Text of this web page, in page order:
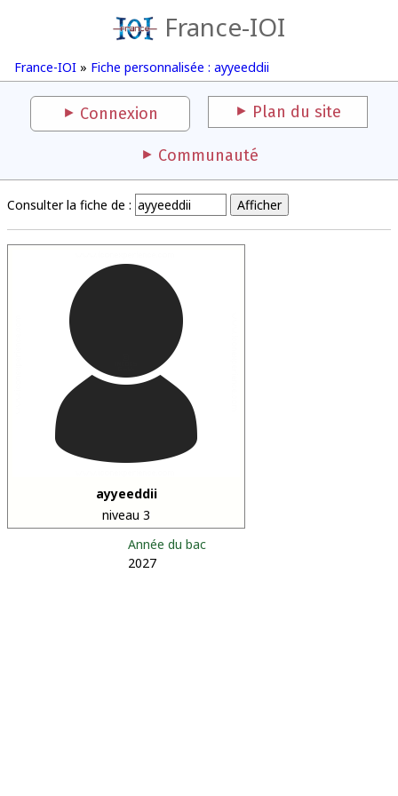
France-IOI
France-IOI » Fiche personnalisée : ayyeeddii
Connexion Plan du site
Communauté
Consulter la fiche de :
ayyeeddii
niveau 3
Année du bac
2027